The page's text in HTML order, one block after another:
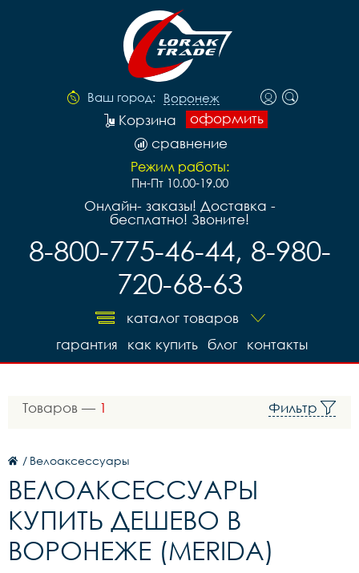
Ваш город: Воронеж
оформить
Корзина
сравнение
Режим работы:
Пн-Пт 10.00-19.00
Онлайн- заказы! Доставка -
бесплатно! Звоните!
8-800-775-46-44, 8-980-
720-68-63
каталог товаров
контакты
блог
как купить
гарантия
Товаров — 1 Фильтр
/ Велоаксессуары
ВЕЛОАКСЕССУАРЫ
КУПИТЬ ДЕШЕВО В
ВОРОНЕЖЕ (MERIDA)